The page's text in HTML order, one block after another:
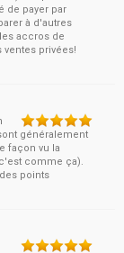
de payer par
à d'autres
accros de
privées!
généralement
façon vu la
comme ça).
points